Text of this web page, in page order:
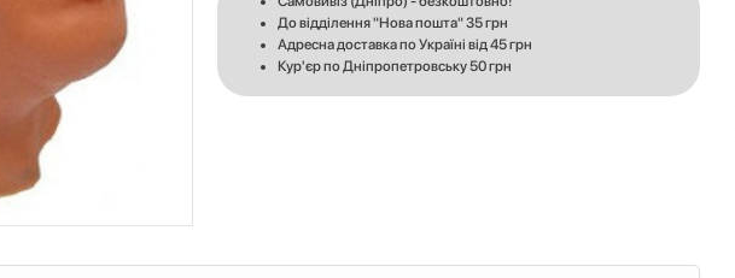
До відділення "Нова пошта" 35 грн
Адресна доставка по Україні від 45 грн
Кур'єр по Дніпропетровську 50 грн